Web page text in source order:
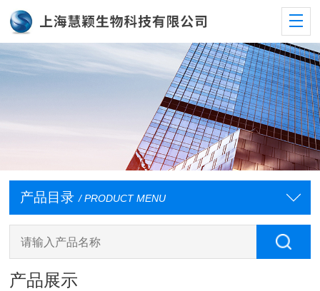
产品目录 / PRODUCT MENU
产品展示